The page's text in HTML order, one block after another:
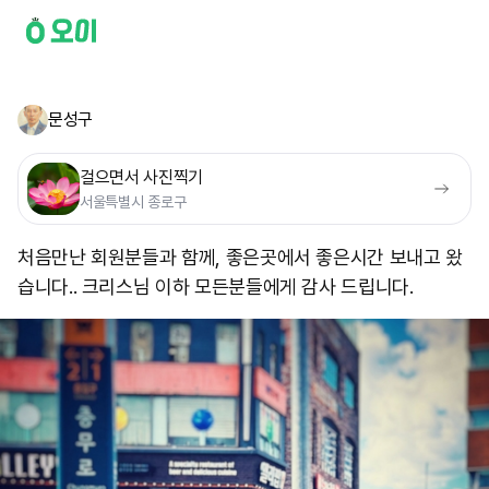
문성구
걸으면서 사진찍기
서울특별시 종로구
처음만난 회원분들과 함께, 좋은곳에서 좋은시간 보내고 왔
습니다.. 크리스님 이하 모든분들에게 감사 드립니다.